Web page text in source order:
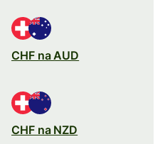
CHF na AUD
CHF na NZD